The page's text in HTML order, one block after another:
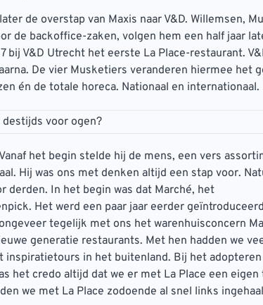
de overstap van Maxis naar V&D. Willemsen,
de backoffice-zaken, volgen hem een half jaar
bij V&D Utrecht het eerste La Place-restaurant.
De vier Musketiers veranderen hiermee het
én de totale horeca. Nationaal en internationaal.
voor ogen?
het begin stelde hij de mens, een vers
Hij was ons met denken altijd een stap voor.
derden. In het begin was dat Marché, het
Het werd een paar jaar eerder
tegelijk met ons het warenhuisconcern
generatie restaurants. Met hen hadden we
inspiratietours in het buitenland. Bij het adopteren
het credo altijd dat we er met La Place een eigen
we met La Place zodoende al snel links